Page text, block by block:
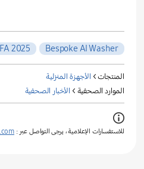
Bespoke AI Washer
2025
المنتجات > الأجهزة المنزلية
الموارد الصحفية > الأخبار الصحفية
للاستفسارات الإعلامية ، يرجى التواصل عبر :